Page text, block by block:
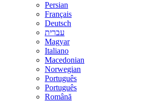
Persian
Français
Deutsch
עברית
Magyar
Italiano
Macedonian
Norwegian
Português
Português
Română